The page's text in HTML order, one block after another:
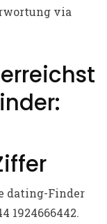
via
dating-Finder
1924666442.